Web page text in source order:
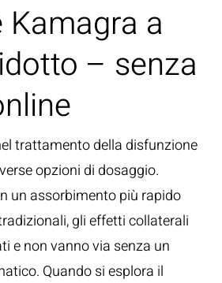
Kamagra a
– senza
trattamento della disfunzione
opzioni di dosaggio.
un assorbimento più rapido
gli effetti collaterali
e non vanno via senza un
Quando si esplora il